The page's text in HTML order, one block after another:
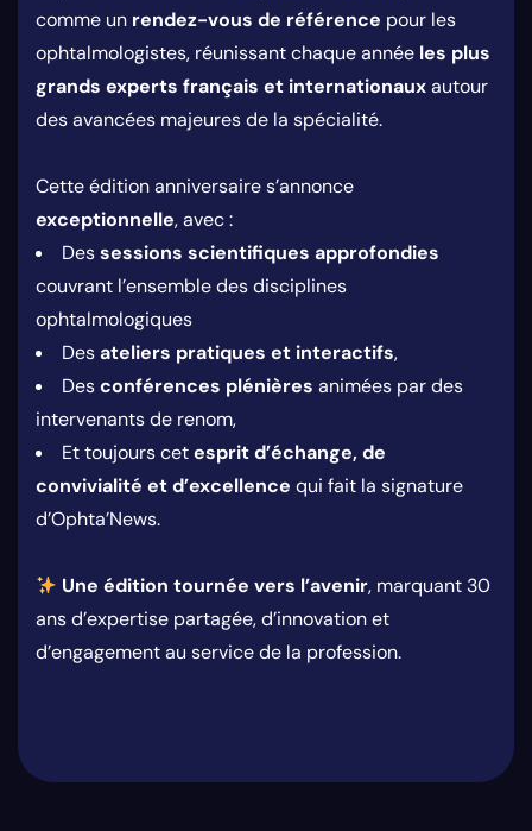
comme un rendez-vous de référence pour les
ophtalmologistes, réunissant chaque année les plus
grands experts français et internationauxautour
des avancées majeures de la spécialité.
Cette édition anniversaire s’annonce
exceptionnelle, avec :
Dessessions scientifiques approfondies
couvrant l’ensemble des disciplines
ophtalmologiques
Desateliers pratiques et interactifs,
Desconférences plénières animées par des
intervenants de renom,
Et toujours cetesprit d’échange, de
convivialité et d’excellence qui fait la signature
d’Ophta’News.
Une édition tournée vers l’avenir, marquant 30
ans d’expertise partagée, d’innovation et
d’engagement au service de la profession.